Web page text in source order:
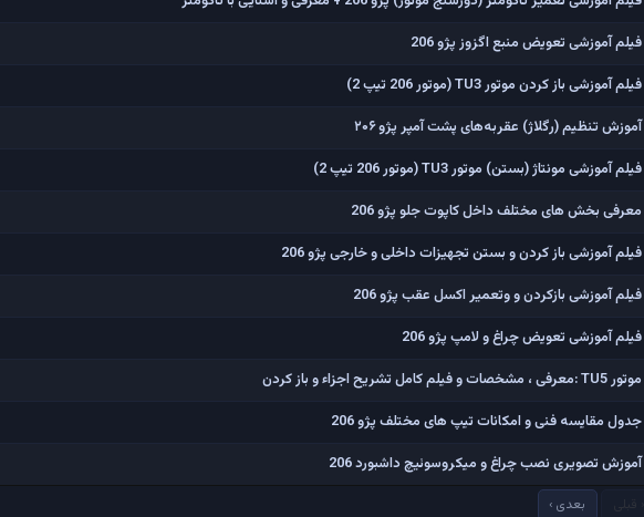
فیلم آموزشی تعویض منبع اگزوز پژو 206
فیلم آموزشی باز کردن موتور TU3 (موتور 206 تیپ 2)
آموزش تنظیم (رگلاژ) عقربه‌های پشت آمپر پژو ۲۰۶
فیلم آموزشی مونتاژ (بستن) موتور TU3 (موتور 206 تیپ 2)
معرفی بخش های مختلف داخل کاپوت جلو پژو 206
فیلم آموزشی باز کردن و بستن تجهیزات داخلی و خارجی پژو 206
فیلم آموزشی بازکردن و وتعمیر اکسل عقب پژو 206
فیلم آموزشی تعویض چراغ و لامپ پژو 206
موتور TU5 :معرفی ، مشخصات و فیلم کامل تشریح اجزاء و باز کردن
جدول مقایسه فنی و امکانات تیپ های مختلف پژو 206
آموزش تصویری نصب چراغ و میکروسوئیچ داشبورد 206
بعدی ›